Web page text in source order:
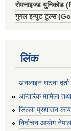
रोमनाइज्ड
गुगल इन्पुट टुल्स
लिंक
अनलाइन घटना दर्ता
आन्तरिक मामिला
जिल्ला प्रशासन
निर्वाचन आयाेग,नेपाल